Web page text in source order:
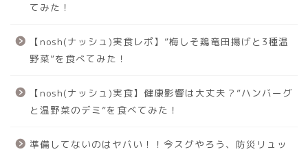
てみた！
【nosh(ナッシュ)実食レポ】”梅しそ鶏竜田揚げと3種温
野菜”を食べてみた！
【nosh(ナッシュ)実食】健康影響は大丈夫？”ハンバーグ
と温野菜のデミ”を食べてみた！
準備してないのはヤバい！！今スグやろう、防災リュッ